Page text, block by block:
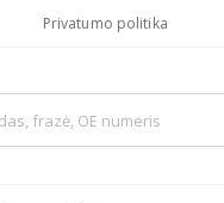
Privatumo politika